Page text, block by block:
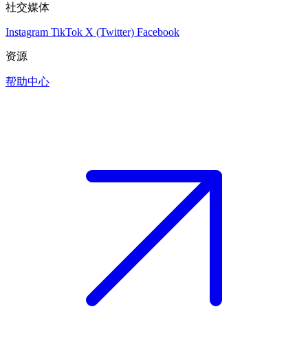
社交媒体
Instagram TikTok X (Twitter) Facebook
资源
帮助中心